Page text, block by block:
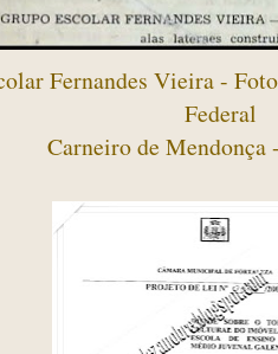
Fernandes Vieira -
Federal
Carneiro de Mendonça